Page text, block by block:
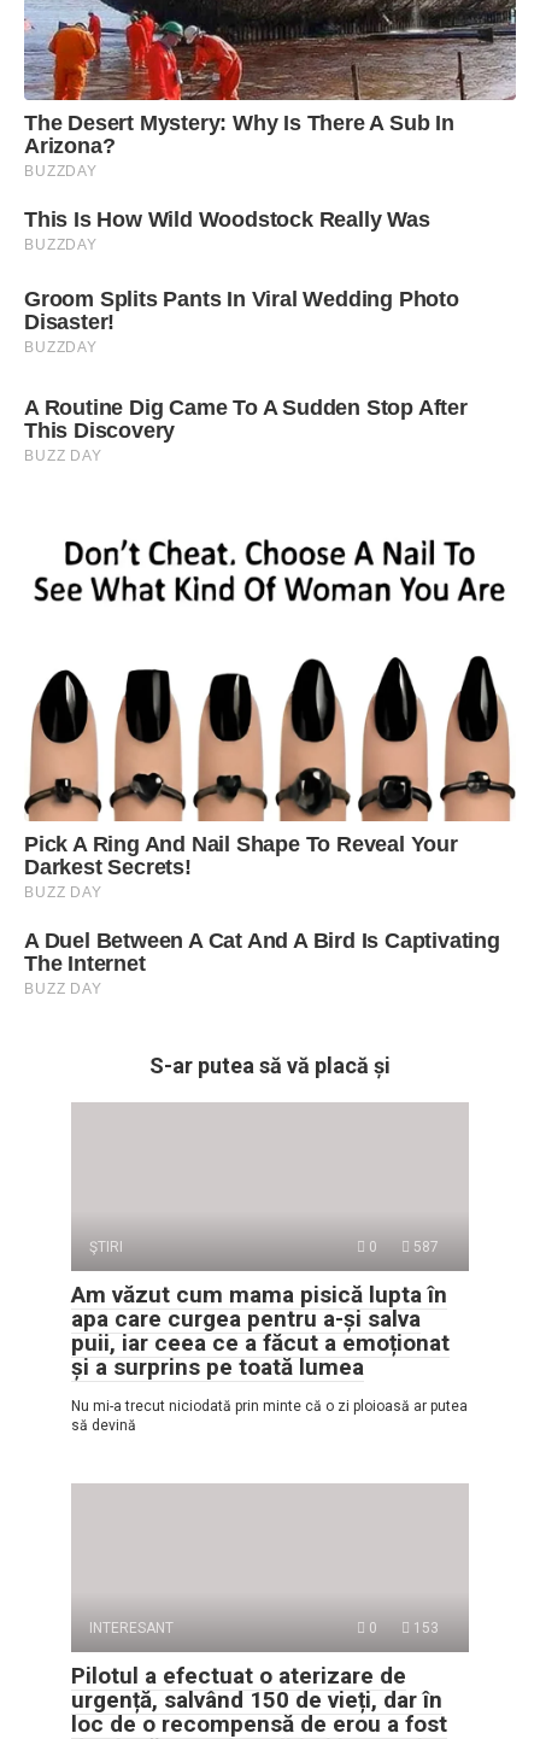
S-ar putea să vă placă și
ŞTIRI 0 587
Am văzut cum mama pisică lupta în
apa care curgea pentru a-și salva
puii, iar ceea ce a făcut a emoționat
și a surprins pe toată lumea
Nu mi-a trecut niciodată prin minte că o zi ploioasă ar putea
să devină
INTERESANT 0 153
Pilotul a efectuat o aterizare de
urgență, salvând 150 de vieți, dar în
loc de o recompensă de erou a fost